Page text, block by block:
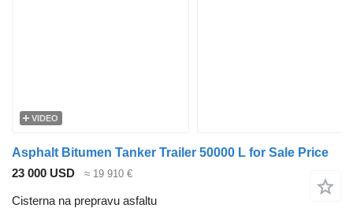
VIDEO
Asphalt Bitumen Tanker Trailer 50000 L for Sale Price
23 000 USD
≈ 19 910 €
Cisterna na prepravu asfaltu